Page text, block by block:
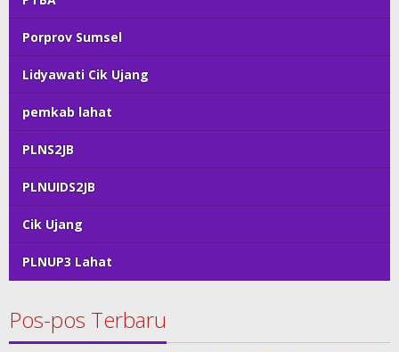
Porprov Sumsel
Lidyawati Cik Ujang
pemkab lahat
PLNS2JB
PLNUIDS2JB
Cik Ujang
PLNUP3 Lahat
Pos-pos Terbaru